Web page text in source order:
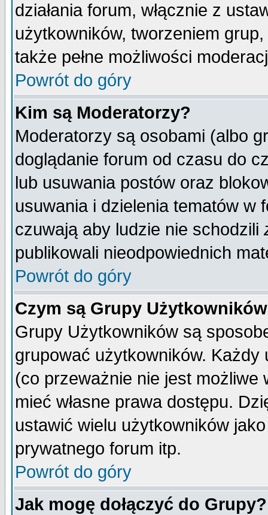
działania forum, włącznie z
użytkowników, tworzeniem
także pełne możliwości
Powrót do góry
Kim są Moderatorzy?
Moderatorzy są osobami (albo
doglądanie forum od czasu do
lub usuwania postów oraz
usuwania i dzielenia tematów w
czuwają aby ludzie nie schodzili
publikowali nieodpowiednich
Powrót do góry
Czym są Grupy
Grupy Użytkowników są
grupować użytkowników.
(co przeważnie nie jest
mieć własne prawa dostępu.
ustawić wielu użytkowników
prywatnego forum itp.
Powrót do góry
Jak mogę dołączyć do Grupy?